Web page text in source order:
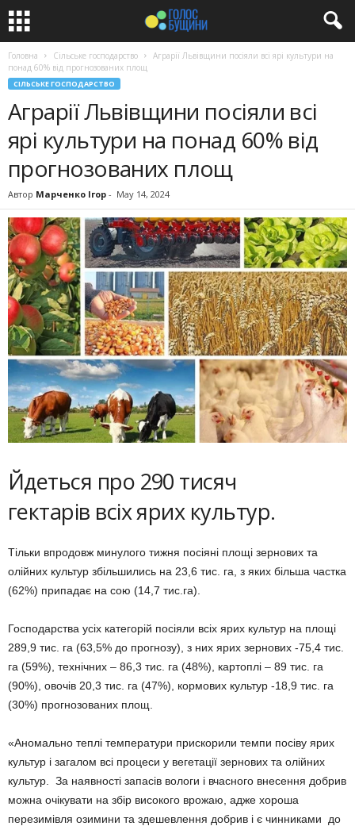
Головна Сільське господарство
Аграрії Львівщини посіяли всі ярі культури на
понад 60% від прогнозованих площ
СІЛЬСЬКЕ ГОСПОДАРСТВО
Аграрії Львівщини посіяли всі
ярі культури на понад 60% від
прогнозованих площ
Автор Марченко Ігор - May 14, 2024
Йдеться про 290 тисяч
гектарів всіх ярих культур.
Тільки впродовж минулого тижня посіяні площі зернових та
олійних культур збільшились на 23,6 тис. га, з яких більша частка
(62%) припадає на сою (14,7 тис.га).
Господарства усіх категорій посіяли всіх ярих культур на площі
289,9 тис. га (63,5% до прогнозу), з них ярих зернових -75,4 тис.
га (59%), технічних – 86,3 тис. га (48%), картоплі – 89 тис. га
(90%), овочів 20,3 тис. га (47%), кормових культур -18,9 тис. га
(30%) прогнозованих площ.
«Аномально теплі температури прискорили темпи посіву ярих
культур і загалом всі процеси у вегетації зернових та олійних
культур. За наявності запасів вологи і вчасного внесення добрив
можна очікувати на збір високого врожаю, адже хороша
перезимівля озимини та здешевлення добрив і є чинниками до